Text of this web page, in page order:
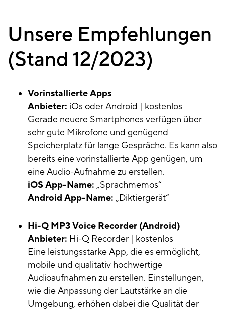
Unsere Empfehlungen
(Stand 12/2023)
Vorinstallierte Apps
Anbieter: iOs oder Android | kostenlos
Gerade neuere Smartphones verfügen über
sehr gute Mikrofone und genügend
Speicherplatz für lange Gespräche. Es kann also
bereits eine vorinstallierte App genügen, um
eine Audio-Aufnahme zu erstellen.
iOS App-Name: „Sprachmemos“
Android App-Name: „Diktiergerät“
Hi-Q MP3 Voice Recorder (Android)
Anbieter: Hi-Q Recorder | kostenlos
Eine leistungsstarke App, die es ermöglicht,
mobile und qualitativ hochwertige
Audioaufnahmen zu erstellen. Einstellungen,
wie die Anpassung der Lautstärke an die
Umgebung, erhöhen dabei die Qualität der